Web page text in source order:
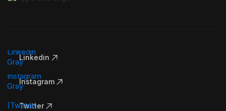
Linkedin
Instagram
Twitter